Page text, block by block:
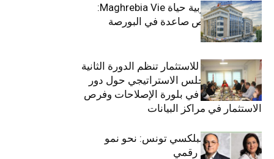
التأمينات المغربية حياة Maghrebia Vie:
فاعل رائد بفرص صاعدة في البورصة
(+34.8%)
الهيئة التونسية للاستثمار تنظم الدورة الثانية
والعشرين للمجلس الاستراتيجي حول دور
القطاع الخاص في بلورة الإصلاحات وفرص
الاستثمار في مراكز البيانات
قيادة مزدوجة لبلكسي تونس: نحو نمو
متسارع وتحول رقمي